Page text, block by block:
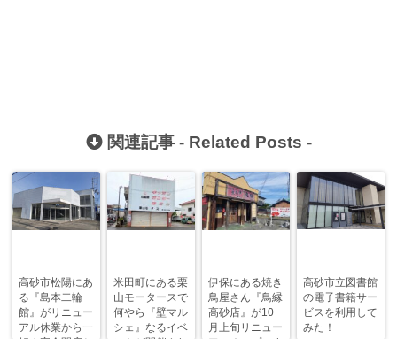
関連記事 - Related Posts -
高砂市松陽にあ
る『島本二輪
館』がリニュー
アル休業から一
米田町にある栗
山モータースで
何やら『壁マル
シェ』なるイベ
伊保にある焼き
鳥屋さん『鳥縁
高砂店』が10
月上旬リニュー
高砂市立図書館
の電子書籍サー
ビスを利用して
みた！